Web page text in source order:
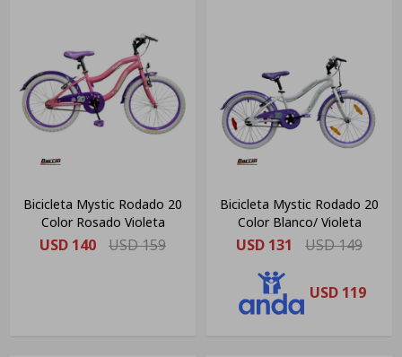
Bicicleta Mystic Rodado 20
Color Rosado Violeta
USD 140 USD159
Bicicleta Mystic Rodado 20
Color Blanco/ Violeta
USD 131 USD149
USD 119